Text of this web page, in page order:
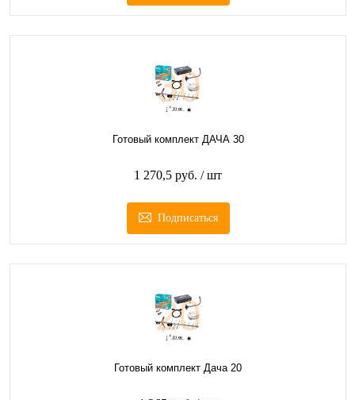
Готовый комплект ДАЧА 30
1 270,5 руб. / шт
Подписаться
Готовый комплект Дача 20